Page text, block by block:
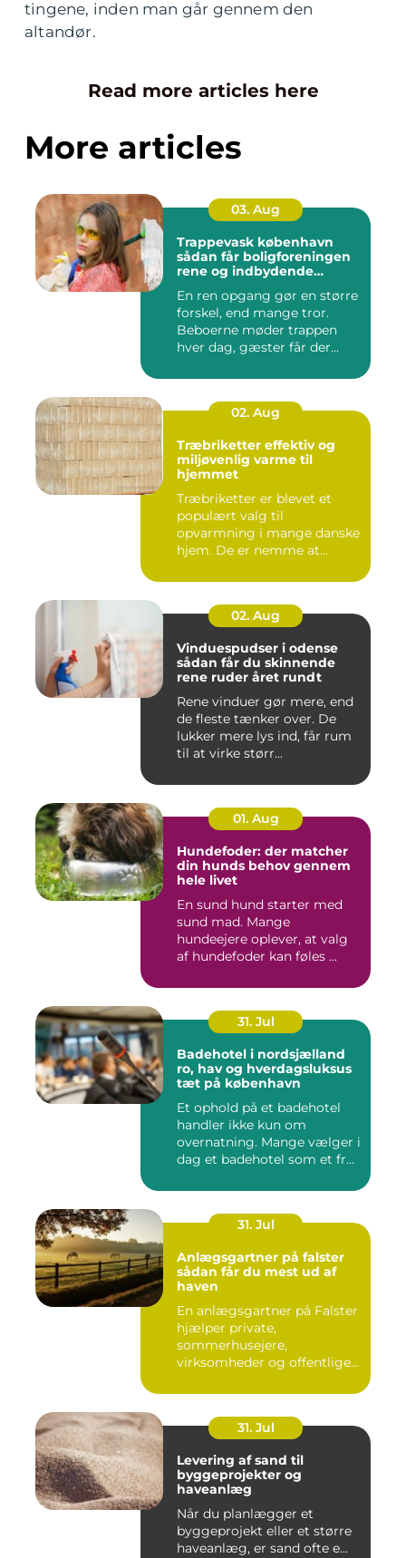
tingene, inden man går gennem den
altandør.
Read more articles here
More articles
03. Aug
Trappevask københavn
sådan får boligforeningen
rene og indbydende
En ren opgang gør en større
forskel, end mange tror.
Beboerne møder trappen
hver dag, gæster får der...
02. Aug
Træbriketter effektiv og
miljøvenlig varme til
hjemmet
Træbriketter er blevet et
populært valg til
opvarmning i mange danske
hjem. De er nemme at
02. Aug
Vinduespudser i odense
sådan får du skinnende
rene ruder året rundt
Rene vinduer gør mere, end
de fleste tænker over. De
lukker mere lys ind, får rum
til at virke størr...
01. Aug
Hundefoder: der matcher
din hunds behov gennem
hele livet
En sund hund starter med
sund mad. Mange
hundeejere oplever, at valg
af hundefoder kan føles ...
31. Jul
Badehotel i nordsjælland
ro, hav og hverdagsluksus
tæt på københavn
Et ophold på et badehotel
handler ikke kun om
overnatning. Mange vælger i
dag et badehotel som et fr...
31. Jul
Anlægsgartner på falster
sådan får du mest ud af
haven
En anlægsgartner på Falster
hjælper private,
sommerhusejere,
virksomheder og offentlige
31. Jul
Levering af sand til
byggeprojekter og
haveanlæg
Når du planlægger et
byggeprojekt eller et større
haveanlæg, er sand ofte e...